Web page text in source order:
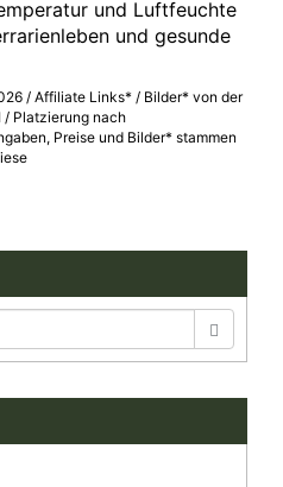
und Luftfeuchte
und gesunde
/ Affiliate Links* / Bilder* von der
/ Platzierung nach
Preise und Bilder* stammen